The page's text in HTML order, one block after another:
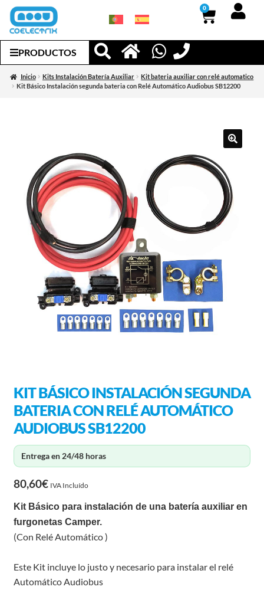
0
PRODUCTOS
Inicio Kits Instalación Batería Auxiliar
Kit bateria auxiliar con relé automatico
Kit Básico Instalación segunda bateria con Relé Automático Audiobus SB12200
KIT BÁSICO INSTALACIÓN SEGUNDA
BATERIA CON RELÉ AUTOMÁTICO
AUDIOBUS SB12200
Entrega en 24/48 horas
80,60€ IVA Incluído
Kit Básico para instalación de una batería auxiliar en
furgonetas Camper.
(Con Relé Automático )
Este Kit incluye lo justo y necesario para instalar el relé
Automático Audiobus